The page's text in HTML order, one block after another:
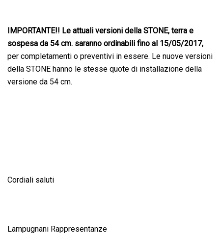
IMPORTANTE!! Le attuali versioni della STONE, terra e
sospesa da 54 cm. saranno ordinabili fino al 15/05/2017,
per completamenti o preventivi in essere. Le nuove versioni
della STONE hanno le stesse quote di installazione della
versione da 54 cm.
Cordiali saluti
Lampugnani Rappresentanze